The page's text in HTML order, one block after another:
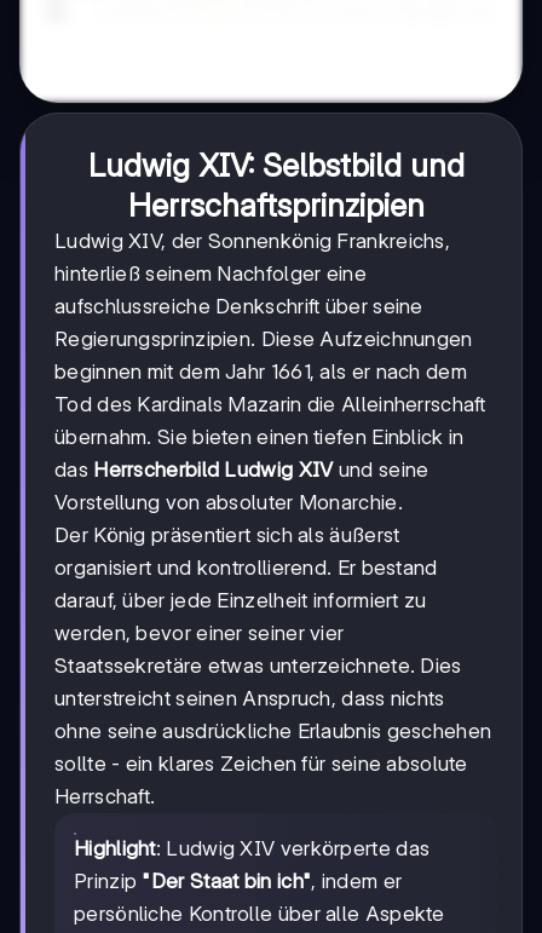
Ludwig XIV: Selbstbild und
Herrschaftsprinzipien
Ludwig XIV, der Sonnenkönig Frankreichs,
hinterließ seinem Nachfolger eine
aufschlussreiche Denkschrift über seine
Regierungsprinzipien. Diese Aufzeichnungen
beginnen mit dem Jahr 1661, als er nach dem
Tod des Kardinals Mazarin die Alleinherrschaft
übernahm. Sie bieten einen tiefen Einblick in
das Herrscherbild Ludwig XIVund seine
Vorstellung von absoluter Monarchie.
Der König präsentiert sich als äußerst
organisiert und kontrollierend. Er bestand
darauf, über jede Einzelheit informiert zu
werden, bevor einer seiner vier
Staatssekretäre etwas unterzeichnete. Dies
unterstreicht seinen Anspruch, dass nichts
ohne seine ausdrückliche Erlaubnis geschehen
sollte - ein klares Zeichen für seine absolute
Herrschaft.
Highlight: Ludwig XIV verkörperte das
Prinzip "Der Staat bin ich", indem er
persönliche Kontrolle über alle Aspekte